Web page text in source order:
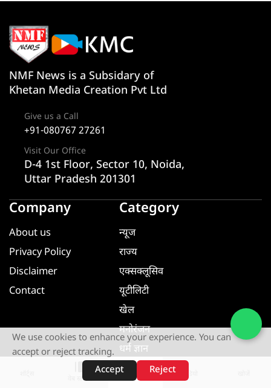
वेब स्टोरीज़
NMF News is a Subsidary of
Khetan Media Creation Pvt Ltd
Give us a Call
+91-080767 27261
Visit Our Office
D-4 1st Floor, Sector 10, Noida,
Uttar Pradesh 201301
Company
About us
Privacy Policy
Disclaimer
Contact
Category
न्यूज
राज्य
एक्सक्लूसिव
यूटीलिटी
खेल
मनोरंजन
धर्म ज्ञान
यूटीलिटी
We use cookies to enhance your experience. You can
accept or reject tracking.
Accept
Reject